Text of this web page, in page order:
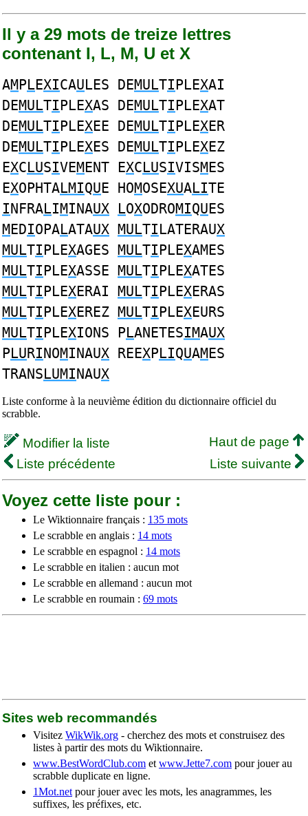
Il y a 29 mots de treize lettres
contenant I, L, M, U et X
AMPLEXICAULES DEMULTIPLEXAI
DEMULTIPLEXAS DEMULTIPLEXAT
DEMULTIPLEXEE DEMULTIPLEXER
DEMULTIPLEXES DEMULTIPLEXEZ
EXCLUSIVEMENT EXCLUSIVISMES
EXOPHTALMIQUE HOMOSEXUALITE
INFRALIMINAUX LOXODROMIQUES
MEDIOPALATAUX MULTILATERAUX
MULTIPLEXAGES MULTIPLEXAMES
MULTIPLEXASSE MULTIPLEXATES
MULTIPLEXERAI MULTIPLEXERAS
MULTIPLEXEREZ MULTIPLEXEURS
MULTIPLEXIONS PLANETESIMAUX
PLURINOMINAUX REEXPLIQUAMES
TRANSLUMINAUX
Liste conforme à la neuvième édition du dictionnaire officiel du
scrabble.
Modifier la liste
Haut de page
Liste précédente
Liste suivante
Voyez cette liste pour :
Le Wiktionnaire français : 135 mots
Le scrabble en anglais : 14 mots
Le scrabble en espagnol : 14 mots
Le scrabble en italien : aucun mot
Le scrabble en allemand : aucun mot
Le scrabble en roumain : 69 mots
Sites web recommandés
Visitez WikWik.org - cherchez des mots et construisez des
listes à partir des mots du Wiktionnaire.
www.BestWordClub.com et www.Jette7.com pour jouer au
scrabble duplicate en ligne.
1Mot.net pour jouer avec les mots, les anagrammes, les
suffixes, les préfixes, etc.